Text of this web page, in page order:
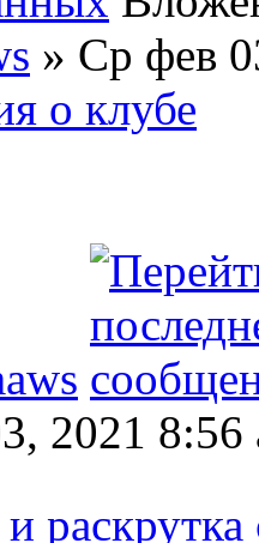
» Ср фев
о клубе
2021 8:56
раскрутка